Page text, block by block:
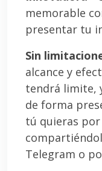
memorable
presentar tu
Sin
alcance y
tendrá limite,
de forma
tú quieras
Telegram o